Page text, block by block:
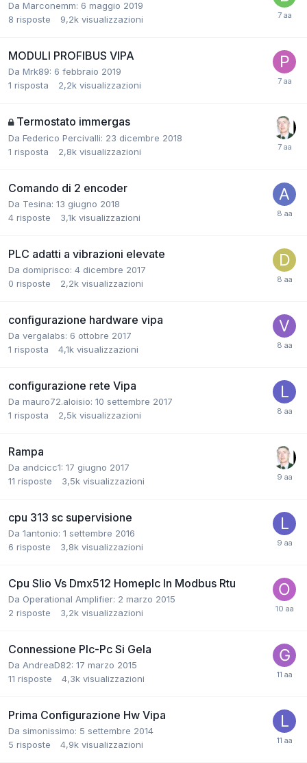
Da Marconemm: 6 maggio 2019
8 risposte 9,2k visualizzazioni
MODULI PROFIBUS VIPA
Da Mrk89: 6 febbraio 2019
1 risposta 2,2k visualizzazioni
Termostato immergas
Da Federico Percivalli: 23 dicembre 2018
1 risposta 2,8k visualizzazioni
Comando di 2 encoder
Da Tesina: 13 giugno 2018
4 risposte 3,1k visualizzazioni
PLC adatti a vibrazioni elevate
Da domiprisco: 4 dicembre 2017
0 risposte 2,2k visualizzazioni
configurazione hardware vipa
Da vergalabs: 6 ottobre 2017
1 risposta 4,1k visualizzazioni
configurazione rete Vipa
Da mauro72.aloisio: 10 settembre 2017
1 risposta 2,5k visualizzazioni
Rampa
Da andcicc1: 17 giugno 2017
11 risposte 3,5k visualizzazioni
cpu 313 sc supervisione
Da 1antonio: 1 settembre 2016
6 risposte 3,8k visualizzazioni
Cpu Slio Vs Dmx512 Homeplc In Modbus Rtu
Da Operational Amplifier: 2 marzo 2015
2 risposte 3,2k visualizzazioni
Connessione Plc-Pc Si Gela
Da AndreaD82: 17 marzo 2015
11 risposte 4,3k visualizzazioni
Prima Configurazione Hw Vipa
Da simonissimo: 5 settembre 2014
5 risposte 4,9k visualizzazioni